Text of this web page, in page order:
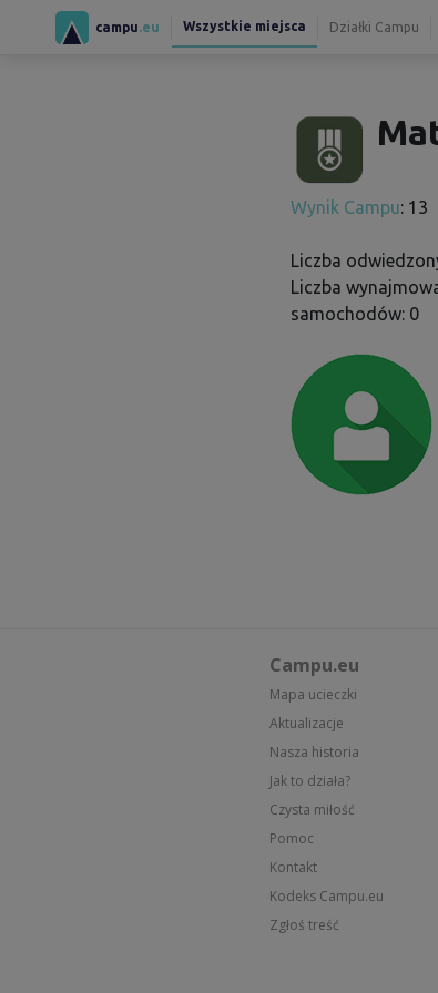
campu .eu Wszystkie miejsca Działki Campu
Wynik Campu: 13
Liczba
Liczba
samochodów: 0
Campu.eu
Mapa ucieczki
Aktualizacje
Nasza historia
Jak to działa?
Czysta miłość
Pomoc
Kontakt
Kodeks Campu.eu
Zgłoś treść